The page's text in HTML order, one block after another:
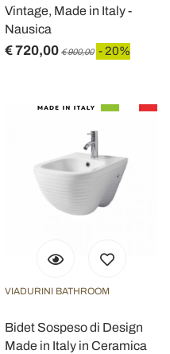
Vintage, Made in Italy -
Nausica
€ 720,00 € 900,00 - 20%
VIADURINI BATHROOM
Bidet Sospeso di Design
Made in Italy in Ceramica